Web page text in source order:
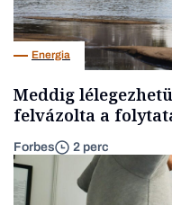
Energia
Meddig
felvázolta a
Forbes 2 perc